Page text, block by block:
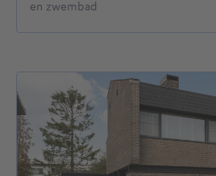
en zwembad